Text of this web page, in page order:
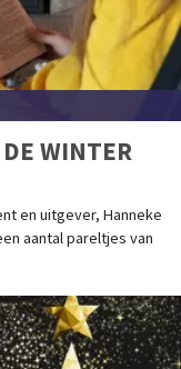
WINTER
en uitgever, Hanneke
aantal pareltjes van